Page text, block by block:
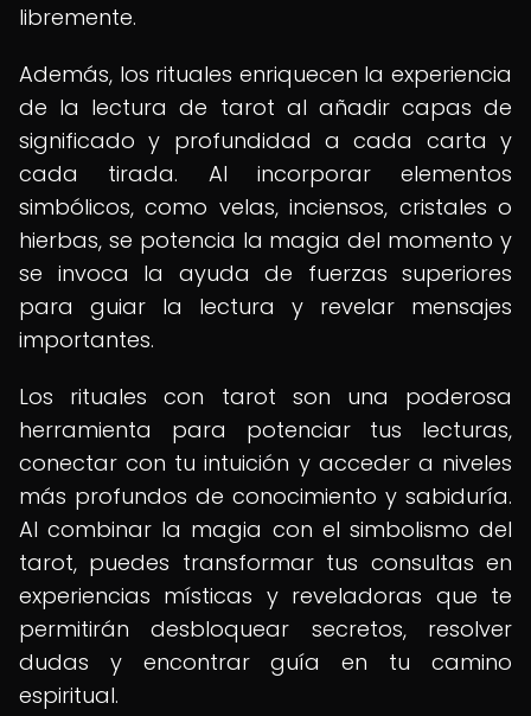
libremente.
Además, los rituales enriquecen la experiencia
de la lectura de tarot al añadir capas de
significado y profundidad a cada carta y
cada tirada. Al incorporar elementos
simbólicos, como velas, inciensos, cristales o
hierbas, se potencia la magia del momento y
se invoca la ayuda de fuerzas superiores
para guiar la lectura y revelar mensajes
importantes.
Los rituales con tarot son una poderosa
herramienta para potenciar tus lecturas,
conectar con tu intuición y acceder a niveles
más profundos de conocimiento y sabiduría.
Al combinar la magia con el simbolismo del
tarot, puedes transformar tus consultas en
experiencias místicas y reveladoras que te
permitirán desbloquear secretos, resolver
dudas y encontrar guía en tu camino
espiritual.